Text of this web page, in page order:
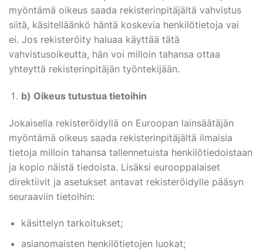
myöntämä oikeus saada rekisterinpitäjältä vahvistus
siitä, käsitelläänkö häntä koskevia henkilötietoja vai
ei. Jos rekisteröity haluaa käyttää tätä
vahvistusoikeutta, hän voi milloin tahansa ottaa
yhteyttä rekisterinpitäjän työntekijään.
b) Oikeus tutustua tietoihin
Jokaisella rekisteröidyllä on Euroopan lainsäätäjän
myöntämä oikeus saada rekisterinpitäjältä ilmaisia ​​
tietoja milloin tahansa tallennetuista henkilötiedoistaan
​​ja kopio näistä tiedoista. Lisäksi eurooppalaiset
direktiivit ja asetukset antavat rekisteröidylle pääsyn
seuraaviin tietoihin:
käsittelyn tarkoitukset;
asianomaisten henkilötietojen luokat;